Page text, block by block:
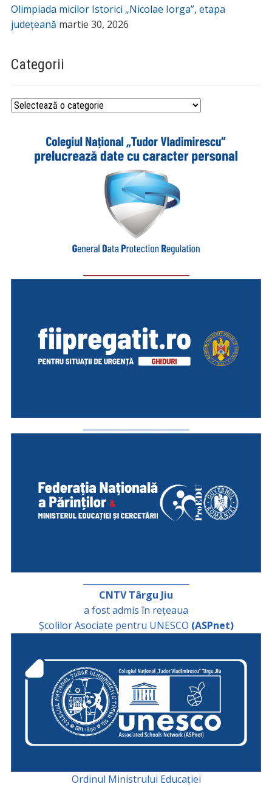
Olimpiada micilor Istorici „Nicolae Iorga”, etapa
județeană martie 30, 2026
Categorii
Categorii
CNTV Târgu Jiu
a fost admis în rețeaua
Școlilor Asociate pentru UNESCO (ASPnet)
Ordinul Ministrului Educației